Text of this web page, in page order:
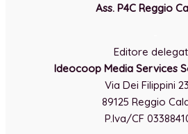
Ass. P4C Reggio
Editore
Ideocoop Media Services
Via Dei Filippini
89125 Reggio
P.Iva/CF